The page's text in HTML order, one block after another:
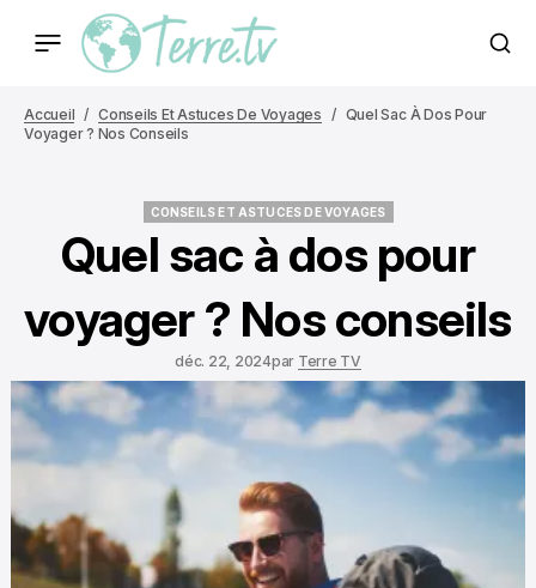
Accueil Conseils Et Astuces De Voyages
Quel Sac À Dos Pour
Voyager ? Nos Conseils
CONSEILS ET ASTUCES DE VOYAGES
Quel sac à dos pour
voyager ? Nos conseils
déc. 22, 2024par Terre TV